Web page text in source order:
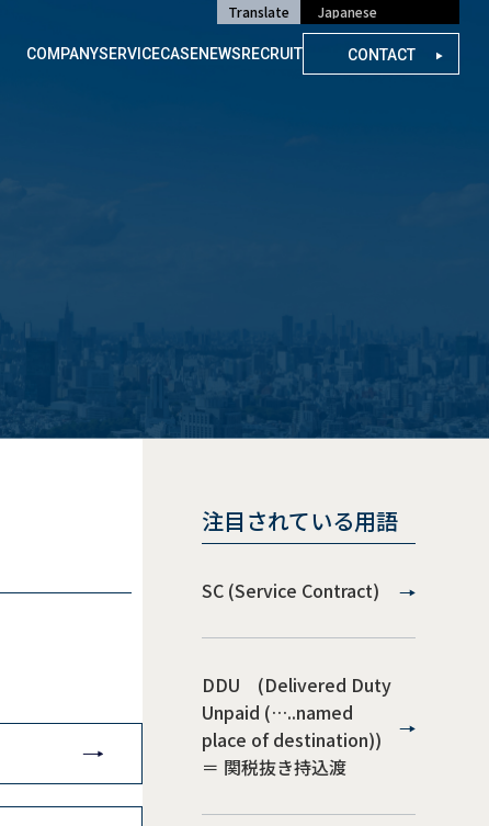
Translate
COMPANYSERVICECASENEWSRECRUIT CONTACT
注目されている用語
SC (Service Contract)
DDU (Delivered Duty
Unpaid (…..named
place of destination))
＝ 関税抜き持込渡